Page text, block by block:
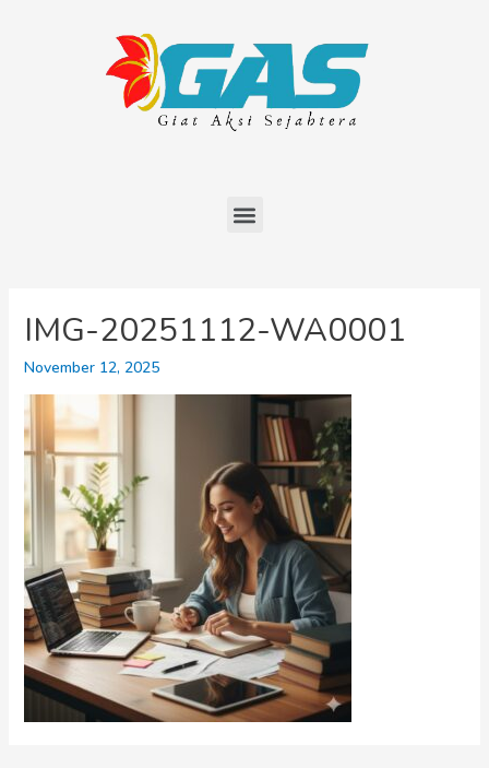
IMG-20251112-WA0001
November 12, 2025